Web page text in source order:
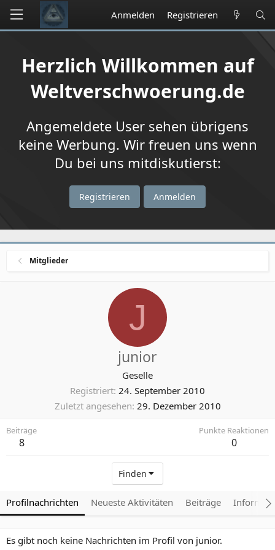
Anmelden Registrieren
Herzlich Willkommen auf
Weltverschwoerung.de
Angemeldete User sehen übrigens
keine Werbung. Wir freuen uns wenn
Du bei uns mitdiskutierst:
Registrieren Anmelden
Mitglieder
J
junior
Geselle
Registriert 24. September 2010
Zuletzt angesehen 29. Dezember 2010
Beiträge
8
Punkte Reaktionen
0
Finden
Profilnachrichten Neueste Aktivitäten Beiträge
Es gibt noch keine Nachrichten im Profil von junior.